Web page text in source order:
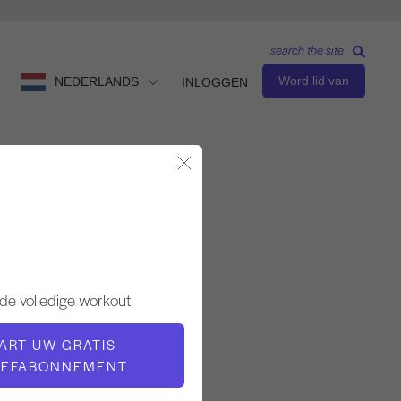
NEDERLANDS INLOGGEN Word lid van
search the site
volledige workout
UW GRATIS
Amy Berger
VIDEOTIJD
15:40